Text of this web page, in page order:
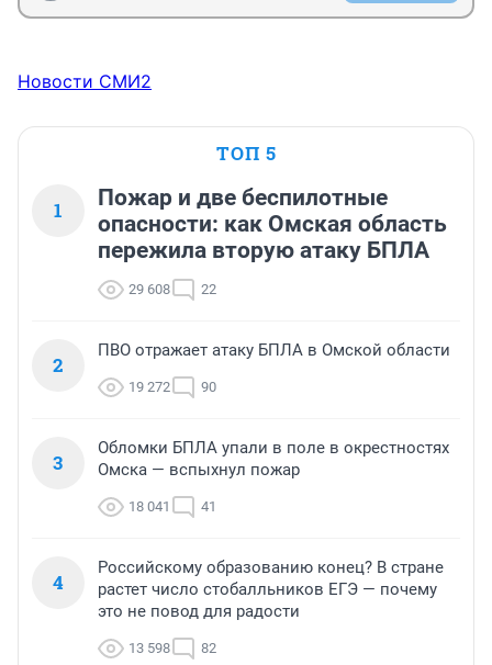
Новости СМИ2
ТОП 5
1
Пожар и две беспилотные
опасности: как Омская область
пережила вторую атаку БПЛА
29 608 22
2
ПВО отражает атаку БПЛА в Омской области
19 272 90
3
Обломки БПЛА упали в поле в окрестностях
Омска — вспыхнул пожар
18 041 41
4
Российскому образованию конец? В стране
растет число стобалльников ЕГЭ — почему
это не повод для радости
13 598 82